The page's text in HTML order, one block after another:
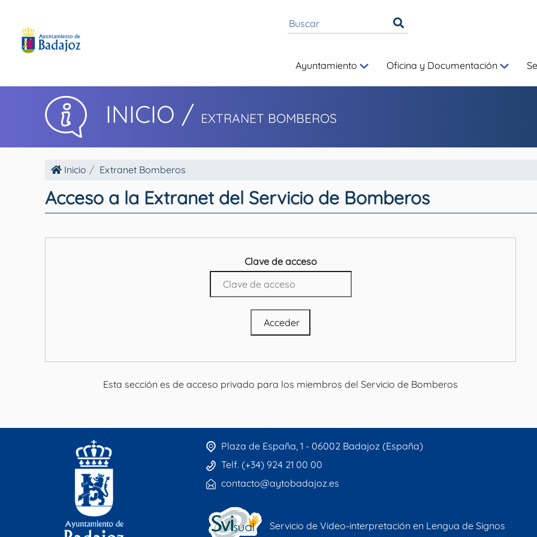
Ayuntamiento Oficina y Documentación
INICIO / EXTRANET BOMBEROS
Inicio Extranet Bomberos
Acceso a la Extranet del Servicio de Bomberos
Clave de acceso
Esta sección es de acceso privado para los miembros del Servicio de Bomberos
Plaza de España, 1 - 06002 Badajoz (España)
Telf. (+34) 924 21 00 00
contacto@aytobadajoz.es
Servicio de Video-interpretación en Lengua de Signos